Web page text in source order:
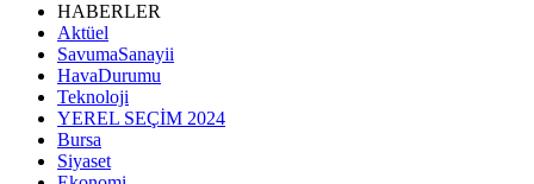
HABERLER
Aktüel
SavumaSanayii
HavaDurumu
Teknoloji
YEREL SEÇİM 2024
Bursa
Siyaset